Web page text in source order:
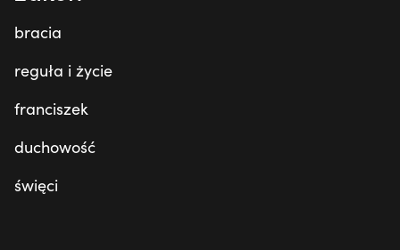
bracia
reguła i życie
franciszek
duchowość
święci